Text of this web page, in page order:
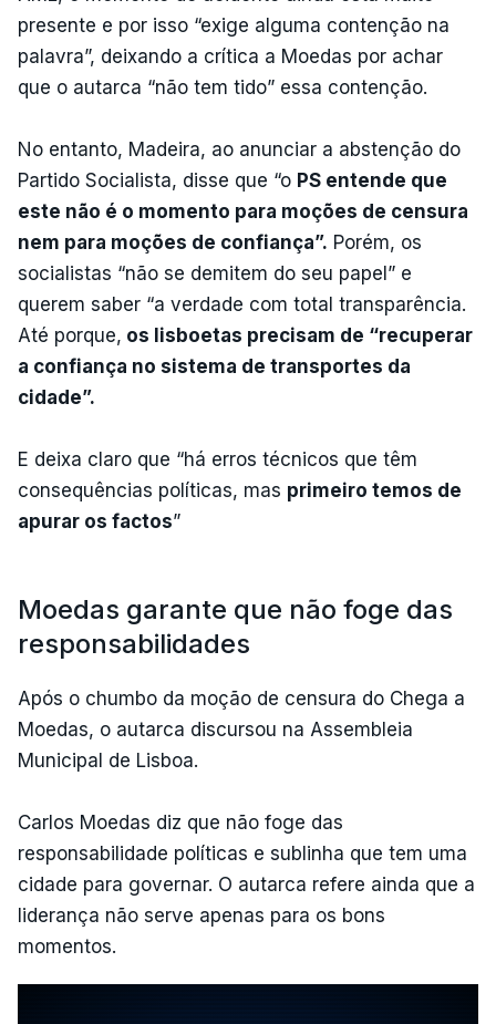
presente e por isso “exige alguma contenção na
palavra”, deixando a crítica a Moedas por achar
que o autarca “não tem tido” essa contenção.
No entanto, Madeira, ao anunciar a abstenção do
Partido Socialista, disse que “o PS entende que
este não é o momento para moções de censura
nem para moções de confiança”. Porém, os
socialistas “não se demitem do seu papel” e
querem saber “a verdade com total transparência.
Até porque, os lisboetas precisam de “recuperar
a confiança no sistema de transportes da
cidade”.
E deixa claro que “há erros técnicos que têm
consequências políticas, mas primeiro temos de
apurar os factos”
Moedas garante que não foge das
responsabilidades
Após o chumbo da moção de censura do Chega a
Moedas, o autarca discursou na Assembleia
Municipal de Lisboa.
Carlos Moedas diz que não foge das
responsabilidade políticas e sublinha que tem uma
cidade para governar. O autarca refere ainda que a
liderança não serve apenas para os bons
momentos.